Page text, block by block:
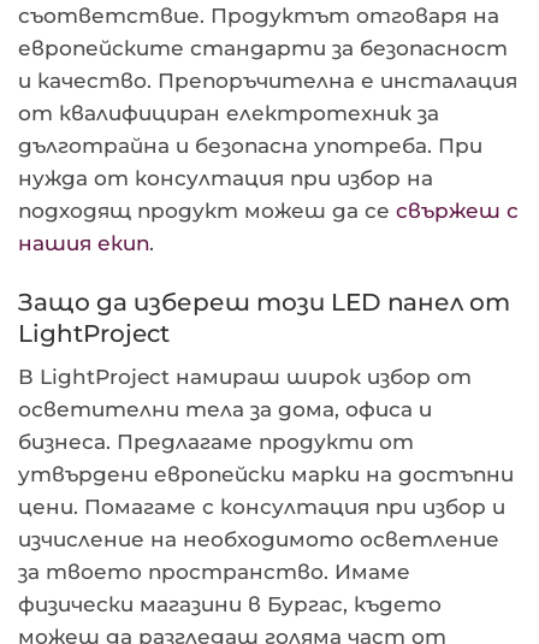
съответствие. Продуктът отговаря на
европейските стандарти за безопасност
и качество. Препоръчителна е инсталация
от квалифициран електротехник за
дълготрайна и безопасна употреба. При
нужда от консултация при избор на
подходящ продукт можеш да се свържеш с
нашия екип.
Защо да избереш този LED панел от
LightProject
В LightProject намираш широк избор от
осветителни тела за дома, офиса и
бизнеса. Предлагаме продукти от
утвърдени европейски марки на достъпни
цени. Помагаме с консултация при избор и
изчисление на необходимото осветление
за твоето пространство. Имаме
физически магазини в Бургас, където
можеш да разгледаш голяма част от